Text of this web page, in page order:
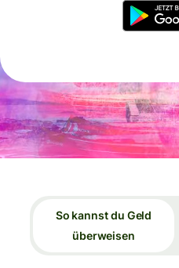
So kannst du Geld
überweisen